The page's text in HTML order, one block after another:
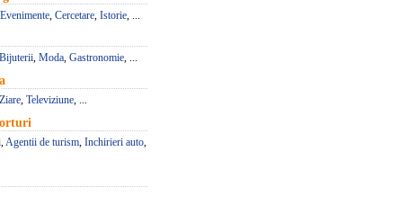
Evenimente, Cercetare, Istorie, ...
Bijuterii, Moda, Gastronomie, ...
Ziare, Televiziune, ...
,Agentii de turism, Inchirieri auto,